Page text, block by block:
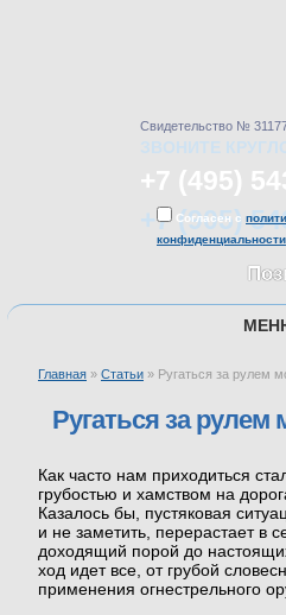
Свидетельство №
ЗВОНИТЕ
+7 (495)
+7 (905)
Согласен с
конфиденциальности
Главная » Статьи » Ругаться за рулем
Ругаться за рулем
Как часто нам приходиться
грубостью и хамством на
Казалось бы, пустяковая
и не заметить, перерастает в
доходящий порой до
ход идет все, от грубой
применения огнестрельного